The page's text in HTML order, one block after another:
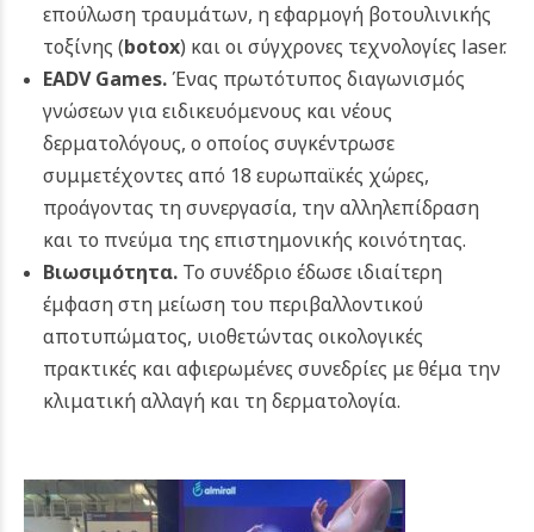
επούλωση τραυμάτων, η εφαρμογή βοτουλινικής
τοξίνης (botox) και οι σύγχρονες τεχνολογίες laser.
EADV Games.Ένας πρωτότυπος διαγωνισμός
γνώσεων για ειδικευόμενους και νέους
δερματολόγους, ο οποίος συγκέντρωσε
συμμετέχοντες από 18 ευρωπαϊκές χώρες,
προάγοντας τη συνεργασία, την αλληλεπίδραση
και το πνεύμα της επιστημονικής κοινότητας.
Βιωσιμότητα. Το συνέδριο έδωσε ιδιαίτερη
έμφαση στη μείωση του περιβαλλοντικού
αποτυπώματος, υιοθετώντας οικολογικές
πρακτικές και αφιερωμένες συνεδρίες με θέμα την
κλιματική αλλαγή και τη δερματολογία.